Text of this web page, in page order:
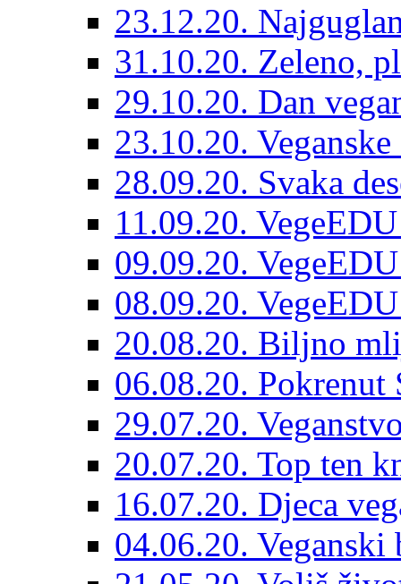
23.12.20.
31.10.20. Zeleno,
29.10.20. Dan
23.10.20.
28.09.20. Svaka
11.09.20.
09.09.20.
08.09.20.
20.08.20. Biljno
06.08.20. Pokrenut
29.07.20.
20.07.20. Top ten
16.07.20. Djeca
04.06.20. Veganski